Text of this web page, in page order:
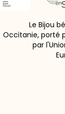
Le Bijou
Occitanie, porté
par